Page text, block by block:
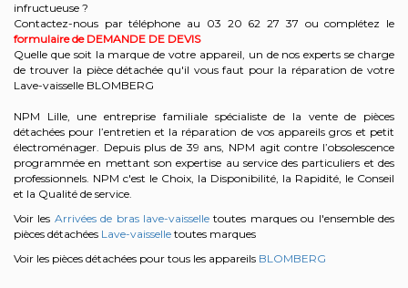
infructueuse ?
Contactez-nous par téléphone au 03 20 62 27 37 ou complétez le
formulaire de DEMANDE DE DEVIS
Quelle que soit la marque de votre appareil, un de nos experts se charge
de trouver la pièce détachée qu'il vous faut pour la réparation de votre
Lave-vaisselle BLOMBERG
NPM Lille, une entreprise familiale spécialiste de la vente de pièces
détachées pour l’entretien et la réparation de vos appareils gros et petit
électroménager. Depuis plus de 39 ans, NPM agit contre l’obsolescence
programmée en mettant son expertise au service des particuliers et des
professionnels. NPM c'est le Choix, la Disponibilité, la Rapidité, le Conseil
et la Qualité de service.
Voir les Arrivées de bras lave-vaisselle toutes marques ou l'ensemble des
pièces détachées Lave-vaisselle toutes marques
Voir les pièces détachées pour tous les appareils BLOMBERG